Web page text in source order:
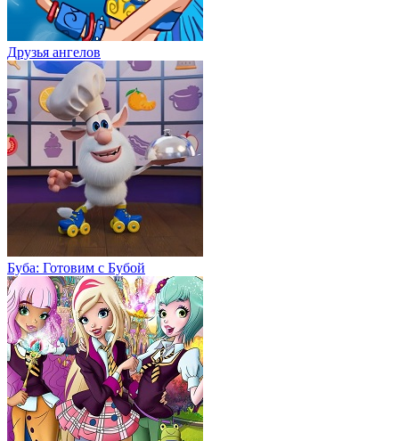
Друзья ангелов
Буба: Готовим с Бубой